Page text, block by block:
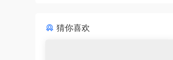
猜你喜欢